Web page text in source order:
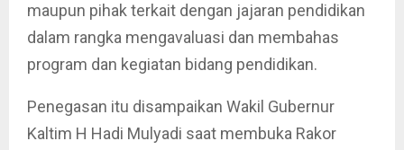
maupun pihak terkait dengan jajaran pendidikan
dalam rangka mengavaluasi dan membahas
program dan kegiatan bidang pendidikan.
Penegasan itu disampaikan Wakil Gubernur
Kaltim H Hadi Mulyadi saat membuka Rakor